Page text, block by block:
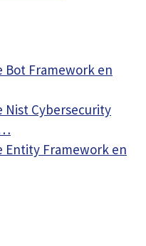
Bot Framework en
Nist Cybersecurity
Entity Framework en